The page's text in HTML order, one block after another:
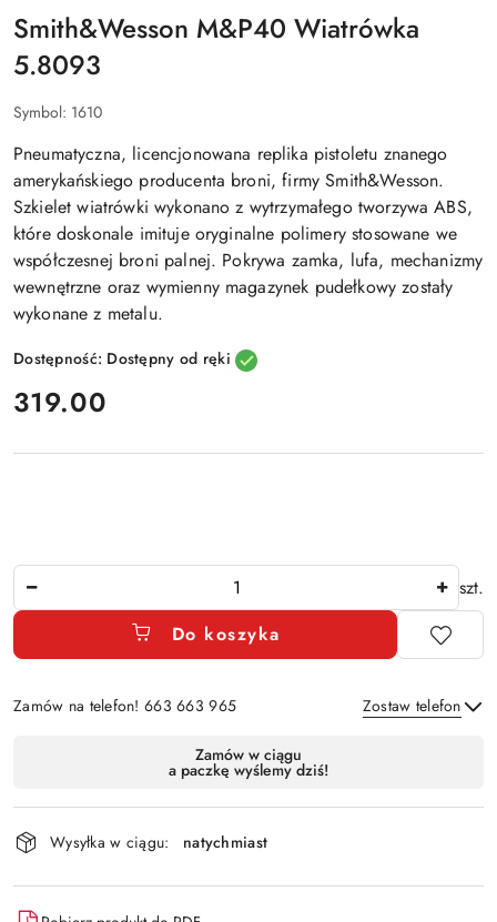
Smith&Wesson M&P40 Wiatrówka
5.8093
Symbol: 1610
Pneumatyczna, licencjonowana replika pistoletu znanego
amerykańskiego producenta broni, firmy Smith&Wesson.
Szkielet wiatrówki wykonano z wytrzymałego tworzywa ABS,
które doskonale imituje oryginalne polimery stosowane we
współczesnej broni palnej. Pokrywa zamka, lufa, mechanizmy
wewnętrzne oraz wymienny magazynek pudełkowy zostały
wykonane z metalu.
Dostępność: Dostępny od ręki
cena:
319.00
szt.
Do koszyka
Zamów na telefon! 663 663 965 Zostaw telefon
Wyślij
dostawa
Zamów w ciągu
a paczkę wyślemy dziś!
Wysyłka w ciągu: natychmiast